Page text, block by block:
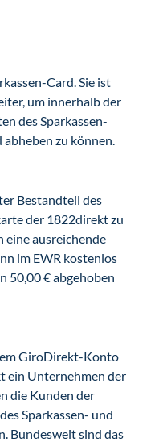
Card. Sie ist
um innerhalb der
des Sparkassen-
zu können.
Bestandteil des
der 1822direkt zu
eine ausreichende
im EWR kostenlos
50,00 € abgehoben
GiroDirekt-Konto
ein Unternehmen der
die Kunden der
Sparkassen- und
Bundesweit sind das